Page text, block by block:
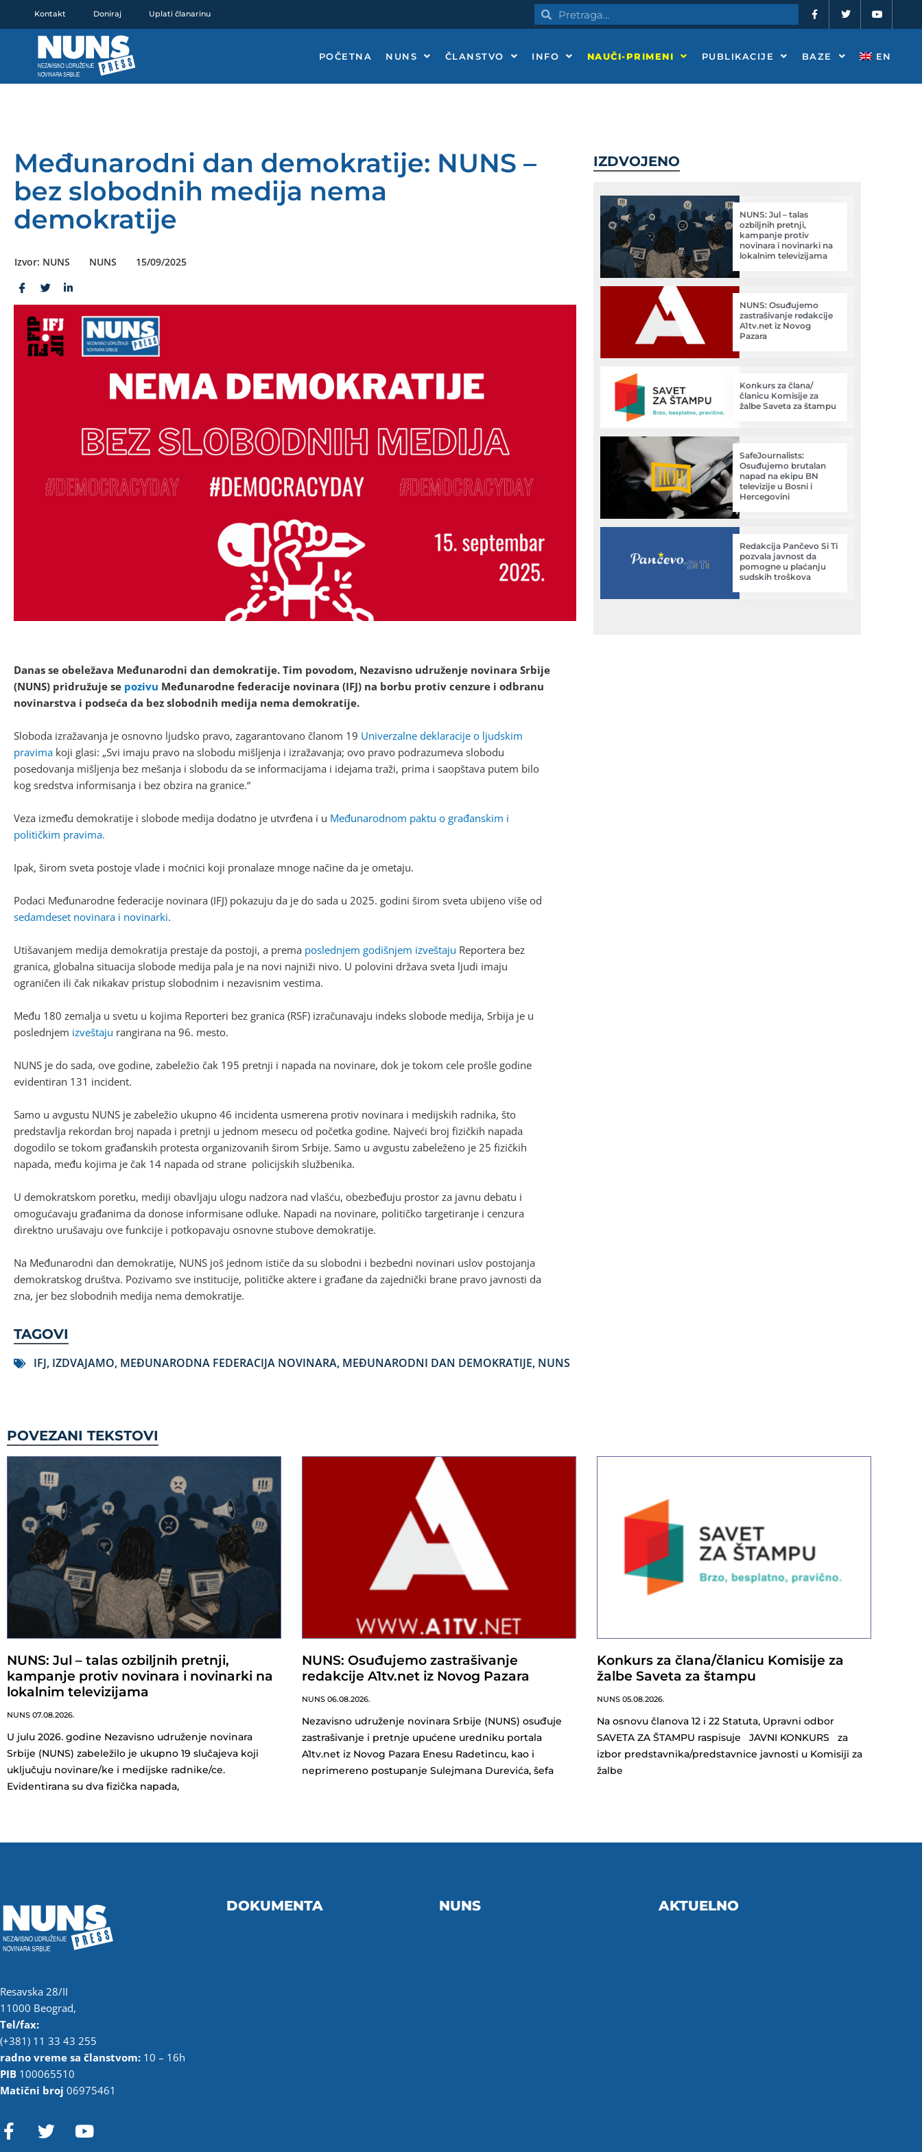
Kontakt Doniraj Uplati članarinu PretragaPretraga a
c
e
o
o
-
w
t
e
o
t
b
e
POČETNA NUNS ČLANSTVO INFO NAUČI-PRIMENI PUBLIKACIJE BAZE EN
Međunarodni dan demokratije: NUNS –
bez slobodnih medija nema
demokratije
Izvor: NUNS NUNS 15/09/2025
Danas se obeležava Međunarodni dan demokratije. Tim povodom, Nezavisno udruženje novinara Srbije
(NUNS) pridružuje se pozivu Međunarodne federacije novinara (IFJ) na borbu protiv cenzure i odbranu
novinarstva i podseća da bez slobodnih medija nema demokratije.
Sloboda izražavanja je osnovno ljudsko pravo, zagarantovano članom 19 Univerzalne deklaracije o ljudskim
pravima koji glasi: „Svi imaju pravo na slobodu mišljenja i izražavanja; ovo pravo podrazumeva slobodu
posedovanja mišljenja bez mešanja i slobodu da se informacijama i idejama traži, prima i saopštava putem bilo
kog sredstva informisanja i bez obzira na granice.“
Veza između demokratije i slobode medija dodatno je utvrđena i u Međunarodnom paktu o građanskim i
političkim pravima.
Ipak, širom sveta postoje vlade i moćnici koji pronalaze mnoge načine da je ometaju.
Podaci Međunarodne federacije novinara (IFJ) pokazuju da je do sada u 2025. godini širom sveta ubijeno više od
sedamdeset novinara i novinarki.
Utišavanjem medija demokratija prestaje da postoji, a prema poslednjem godišnjem izveštaju Reportera bez
granica, globalna situacija slobode medija pala je na novi najniži nivo. U polovini država sveta ljudi imaju
ograničen ili čak nikakav pristup slobodnim i nezavisnim vestima.
Među 180 zemalja u svetu u kojima Reporteri bez granica (RSF) izračunavaju indeks slobode medija, Srbija je u
poslednjem izveštaju rangirana na 96. mesto.
NUNS je do sada, ove godine, zabeležio čak 195 pretnji i napada na novinare, dok je tokom cele prošle godine
evidentiran 131 incident.
Samo u avgustu NUNS je zabeležio ukupno 46 incidenta usmerena protiv novinara i medijskih radnika, što
predstavlja rekordan broj napada i pretnji u jednom mesecu od početka godine. Najveći broj fizičkih napada
dogodilo se tokom građanskih protesta organizovanih širom Srbije. Samo u avgustu zabeleženo je 25 fizičkih
napada, među kojima je čak 14 napada od strane policijskih službenika.
U demokratskom poretku, mediji obavljaju ulogu nadzora nad vlašću, obezbeđuju prostor za javnu debatu i
omogućavaju građanima da donose informisane odluke. Napadi na novinare, političko targetiranje i cenzura
direktno urušavaju ove funkcije i potkopavaju osnovne stubove demokratije.
Na Međunarodni dan demokratije, NUNS još jednom ističe da su slobodni i bezbedni novinari uslov postojanja
demokratskog društva. Pozivamo sve institucije, političke aktere i građane da zajednički brane pravo javnosti da
zna, jer bez slobodnih medija nema demokratije.
TAGOVI
IFJ, IZDVAJAMO, MEĐUNARODNA FEDERACIJA NOVINARA, MEĐUNARODNI DAN DEMOKRATIJE, NUNS
IZDVOJENO
NUNS: Jul – talas
ozbiljnih pretnji,
kampanje protiv
novinara i novinarki na
lokalnim televizijama
NUNS: Osuđujemo
zastrašivanje redakcije
A1tv.net iz Novog
Pazara
Konkurs za člana/
članicu Komisije za
žalbe Saveta za štampu
SafeJournalists:
Osuđujemo brutalan
napad na ekipu BN
televizije u Bosni i
Hercegovini
Redakcija Pančevo Si Ti
pozvala javnost da
pomogne u plaćanju
sudskih troškova
POVEZANI TEKSTOVI
NUNS: Jul – talas ozbiljnih pretnji,
kampanje protiv novinara i novinarki na
lokalnim televizijama
NUNS 07.08.2026.
U julu 2026. godine Nezavisno udruženje novinara
Srbije (NUNS) zabeležilo je ukupno 19 slučajeva koji
uključuju novinare/ke i medijske radnike/ce.
Evidentirana su dva fizička napada,
NUNS: Osuđujemo zastrašivanje
redakcije A1tv.net iz Novog Pazara
NUNS 06.08.2026.
Nezavisno udruženje novinara Srbije (NUNS) osuđuje
zastrašivanje i pretnje upućene uredniku portala
A1tv.net iz Novog Pazara Enesu Radetincu, kao i
neprimereno postupanje Sulejmana Durevića, šefa
Konkurs za člana/članicu Komisije za
žalbe Saveta za štampu
NUNS 05.08.2026.
Na osnovu članova 12 i 22 Statuta, Upravni odbor
SAVETA ZA ŠTAMPU raspisuje JAVNI KONKURS za
izbor predstavnika/predstavnice javnosti u Komisiji za
žalbe
Resavska 28/II
11000 Beograd,
Tel/fax:
(+381) 11 33 43 255
radno vreme sa članstvom: 10 – 16h
PIB 100065510
Matični broj 06975461
F T Y
DOKUMENTA NUNS AKTUELNO